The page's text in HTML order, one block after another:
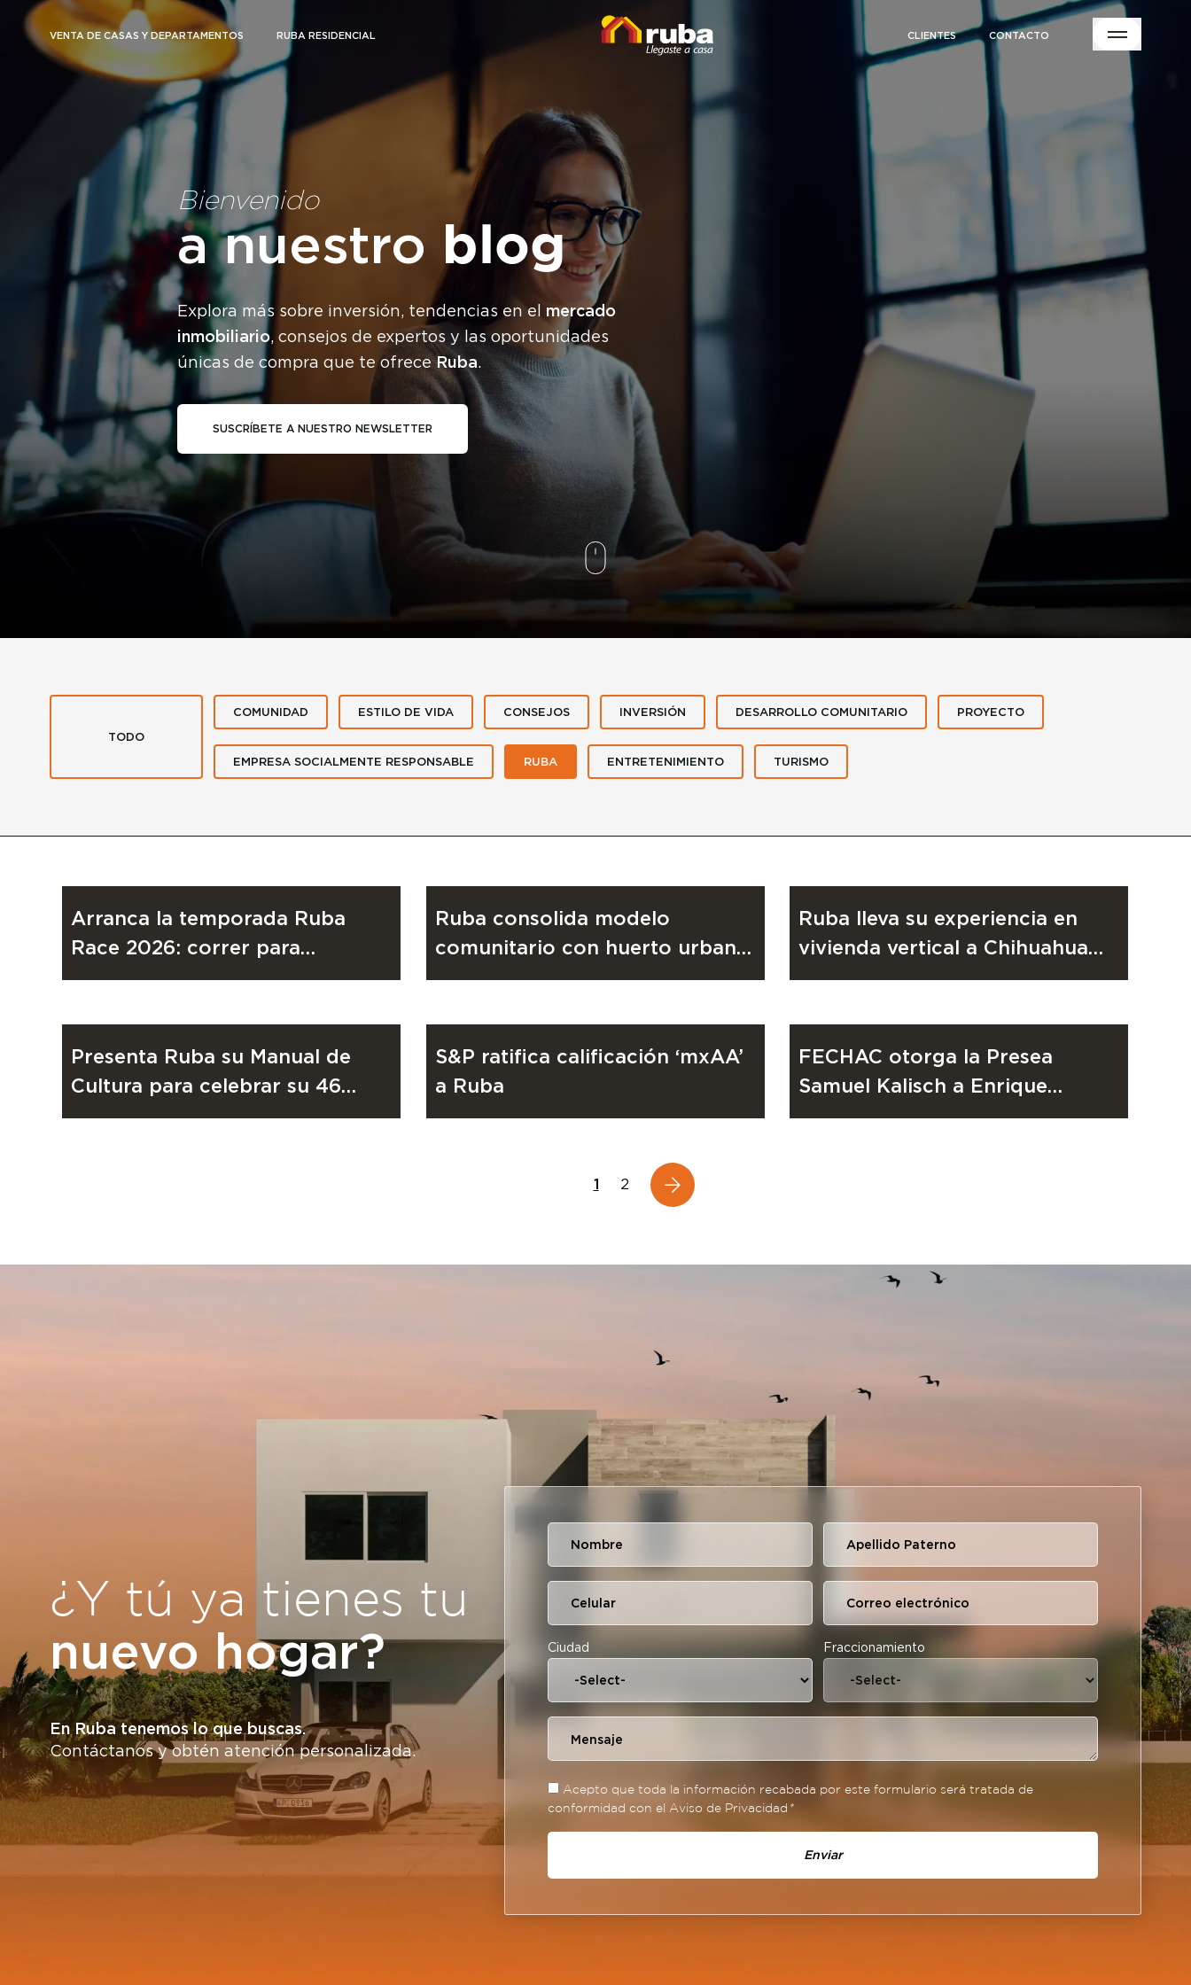
VENTA DE CASAS Y DEPARTAMENTOS RUBA RESIDENCIAL CLIENTES CONTACTO
Bienvenido
a nuestro blog
Explora más sobre inversión, tendencias en el mercado
inmobiliario, consejos de expertos y las oportunidades
únicas de compra que te ofrece Ruba.
SUSCRÍBETE A NUESTRO NEWSLETTER
TODO
COMUNIDAD ESTILO DE VIDA CONSEJOS INVERSIÓN DESARROLLO COMUNITARIO PROYECTO
EMPRESA SOCIALMENTE RESPONSABLE RUBA ENTRETENIMIENTO TURISMO
DESARROLLO COMUNITARIO 28 de julio de 2026
Arranca la temporada Ruba
Race 2026: correr para
transformar vidas en México
RUBA
Ruba consolida modelo
comunitario con huerto urbano
en Natura
RUBA 7 de julio de 2026
Ruba lleva su experiencia en
vivienda vertical a Chihuahua
capital
30 de junio de 2026
Presenta Ruba su Manual de
Cultura para celebrar su 46
Aniversario
COMUNIDAD 22 de abril de 2026
S&P ratifica calificación ‘mxAA’
a Ruba
EMPRESA SOCIALMENTE RESPONSABLE
FECHAC otorga la Presea
Samuel Kalisch a Enrique
Terrazas Torres, fundador de
1 2
¿Y tú ya tienes tu
nuevo hogar?
En Ruba tenemos lo que buscas.
Contáctanos y obtén atención personalizada.
Ciudad Fraccionamiento
Acepto que toda la información recabada por este formulario será tratada de
conformidad con el Aviso de Privacidad *
Enviar